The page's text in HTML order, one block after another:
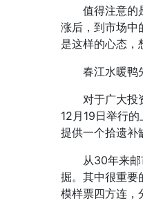
值得注意的是
涨后，到市场中
是这样的心态，
春江水暖鸭
对于广大投资
12月19日举行
提供一个拾遗补
从30年来邮市
掘。其中很重要
模样票四方连，